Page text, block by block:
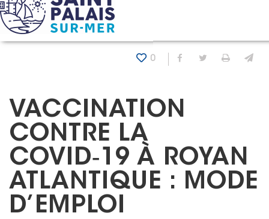
Panneau de gestion des cookies
Accueil Actualités
0 Partager sur
Partager
VACCINATION
CONTRE LA
COVID‑19 À ROYAN
ATLANTIQUE : MODE
D’EMPLOI